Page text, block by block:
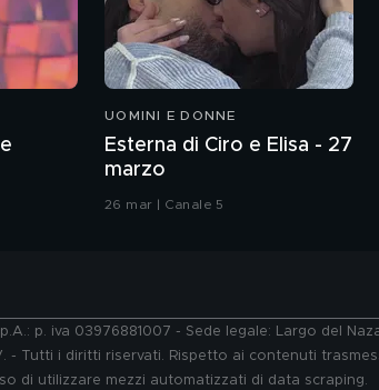
UOMINI E DONNE
Esterna di Ciro e Elisa - 27
marzo
26 mar | Canale 5
p. iva 03976881007 - Sede legale: Largo del
- Tutti i diritti riservati. Rispetto ai contenuti
di utilizzare mezzi automatizzati di data scraping.